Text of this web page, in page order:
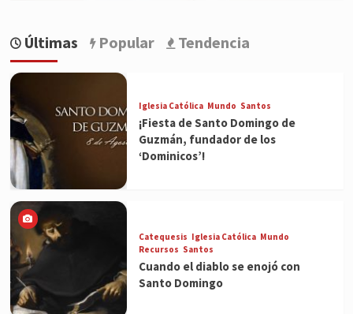
Últimas Popular Tendencia
Iglesia Católica Mundo Santos
¡Fiesta de Santo Domingo de
Guzmán, fundador de los
‘Dominicos’!
Catequesis Iglesia Católica Mundo
Recursos Santos
Cuando el diablo se enojó con
Santo Domingo